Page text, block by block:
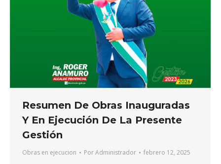
Resumen De Obras Inauguradas
Y En Ejecución De La Presente
Gestión
Obras en ejecucion PorAdministrador febrero 12, 2025